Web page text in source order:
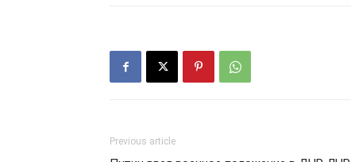
Previous article